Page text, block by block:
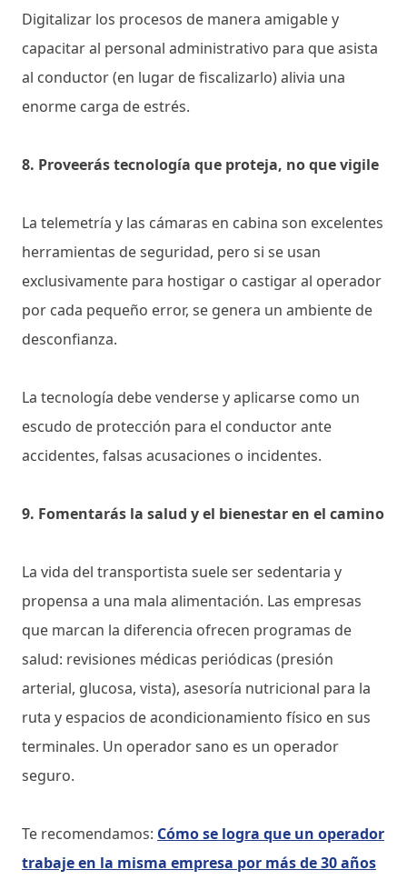
Digitalizar los procesos de manera amigable y
capacitar al personal administrativo para que asista
al conductor (en lugar de fiscalizarlo) alivia una
enorme carga de estrés.
8. Proveerás tecnología que proteja, no que vigile
La telemetría y las cámaras en cabina son excelentes
herramientas de seguridad, pero si se usan
exclusivamente para hostigar o castigar al operador
por cada pequeño error, se genera un ambiente de
desconfianza.
La tecnología debe venderse y aplicarse como un
escudo de protección para el conductor ante
accidentes, falsas acusaciones o incidentes.
9. Fomentarás la salud y el bienestar en el camino
La vida del transportista suele ser sedentaria y
propensa a una mala alimentación. Las empresas
que marcan la diferencia ofrecen programas de
salud: revisiones médicas periódicas (presión
arterial, glucosa, vista), asesoría nutricional para la
ruta y espacios de acondicionamiento físico en sus
terminales. Un operador sano es un operador
seguro.
Te recomendamos: Cómo se logra que un operador
trabaje en la misma empresa por más de 30 años